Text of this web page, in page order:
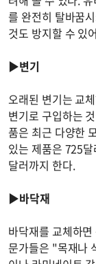
를 완전히 탈바꿈
것도 방지할 수 있
▶변기
오래된 변기는 교
변기로 구입하는
품은 최근 다양한
있는 제품은 725
달러까지 한다.
▶바닥재
바닥재를 교체하
문가들은 "목재나